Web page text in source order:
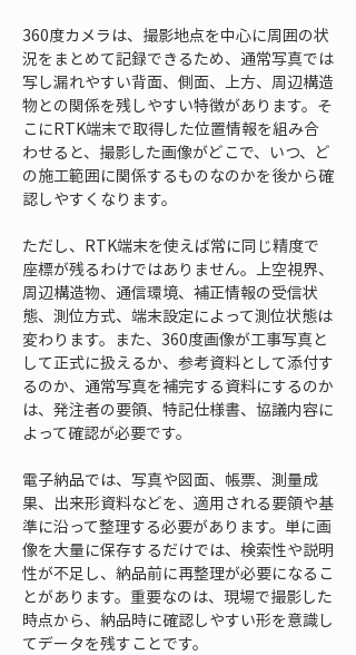
360度カメラは、撮影地点を中心に周囲の状
況をまとめて記録できるため、通常写真では
写し漏れやすい背面、側面、上方、周辺構造
物との関係を残しやすい特徴があります。そ
こにRTK端末で取得した位置情報を組み合
わせると、撮影した画像がどこで、いつ、ど
の施工範囲に関係するものなのかを後から確
認しやすくなります。
ただし、RTK端末を使えば常に同じ精度で
座標が残るわけではありません。上空視界、
周辺構造物、通信環境、補正情報の受信状
態、測位方式、端末設定によって測位状態は
変わります。また、360度画像が工事写真と
して正式に扱えるか、参考資料として添付す
るのか、通常写真を補完する資料にするのか
は、発注者の要領、特記仕様書、協議内容に
よって確認が必要です。
電子納品では、写真や図面、帳票、測量成
果、出来形資料などを、適用される要領や基
準に沿って整理する必要があります。単に画
像を大量に保存するだけでは、検索性や説明
性が不足し、納品前に再整理が必要になるこ
とがあります。重要なのは、現場で撮影した
時点から、納品時に確認しやすい形を意識し
てデータを残すことです。